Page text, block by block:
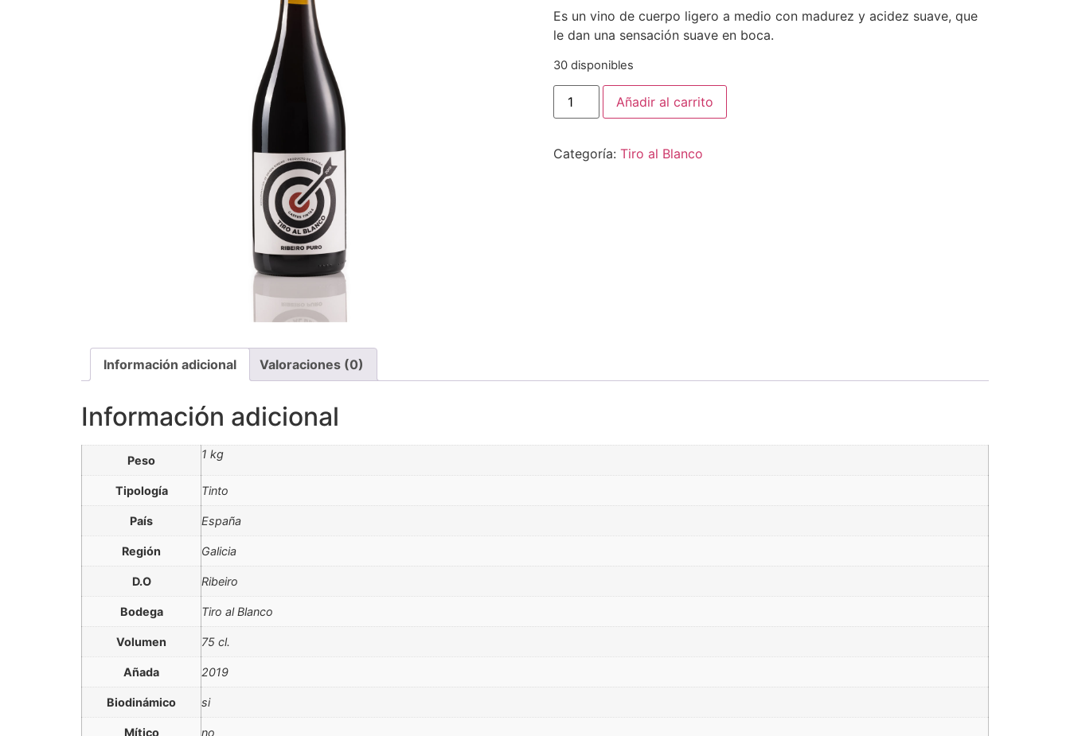
Es un vino de cuerpo ligero a medio con madurez y acidez suave, que
le dan una sensación suave en boca.
30 disponibles
Tiro
Blanco
Castes
Añadir al carrito
Categoría: Tiro al Blanco
Información adicional Valoraciones (0)
Información adicional
Peso 1 kg
Tipología Tinto
País España
Región Galicia
D.O Ribeiro
Bodega Tiro al Blanco
Volumen 75 cl.
Añada 2019
Biodinámico si
Mítico no